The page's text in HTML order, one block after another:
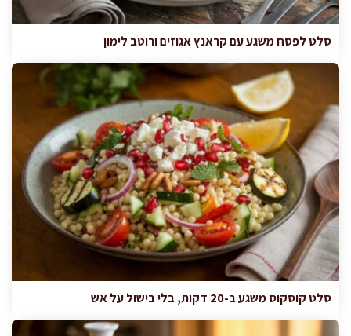
סלט לפסח משגע עם קראנץ אגוזים ורוטב לימון
סלט קוסקוס משגע ב-20 דקות, בלי בישול על אש